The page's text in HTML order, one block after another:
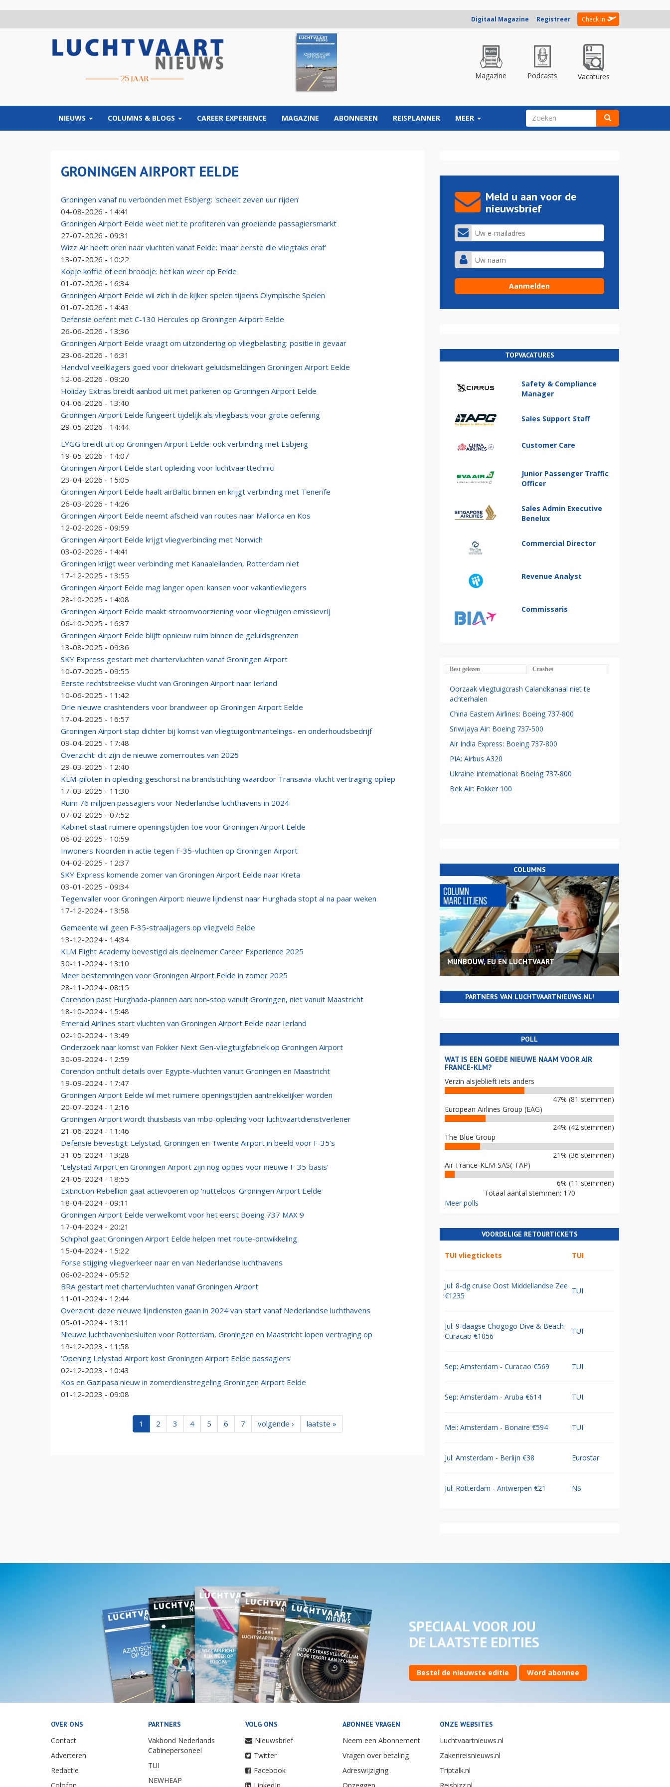
Digitaal Magazine Registreer Check in
Magazine Podcasts Vacatures
NIEUWS COLUMNS & BLOGS CAREER EXPERIENCE MAGAZINE ABONNEREN REISPLANNER MEER ZOEKVELD
GRONINGEN AIRPORT EELDE
Groningen vanaf nu verbonden met Esbjerg: 'scheelt zeven uur rijden'
04-08-2026 - 14:41
Groningen Airport Eelde weet niet te profiteren van groeiende passagiersmarkt
27-07-2026 - 09:31
Wizz Air heeft oren naar vluchten vanaf Eelde: 'maar eerste die vliegtaks eraf'
13-07-2026 - 10:22
Kopje koffie of een broodje: het kan weer op Eelde
01-07-2026 - 16:34
Groningen Airport Eelde wil zich in de kijker spelen tijdens Olympische Spelen
01-07-2026 - 14:43
Defensie oefent met C-130 Hercules op Groningen Airport Eelde
26-06-2026 - 13:36
Groningen Airport Eelde vraagt om uitzondering op vliegbelasting: positie in gevaar
23-06-2026 - 16:31
Handvol veelklagers goed voor driekwart geluidsmeldingen Groningen Airport Eelde
12-06-2026 - 09:20
Holiday Extras breidt aanbod uit met parkeren op Groningen Airport Eelde
04-06-2026 - 13:40
Groningen Airport Eelde fungeert tijdelijk als vliegbasis voor grote oefening
29-05-2026 - 14:44
LYGG breidt uit op Groningen Airport Eelde: ook verbinding met Esbjerg
19-05-2026 - 14:07
Groningen Airport Eelde start opleiding voor luchtvaarttechnici
23-04-2026 - 15:05
Groningen Airport Eelde haalt airBaltic binnen en krijgt verbinding met Tenerife
26-03-2026 - 14:26
Groningen Airport Eelde neemt afscheid van routes naar Mallorca en Kos
12-02-2026 - 09:59
Groningen Airport Eelde krijgt vliegverbinding met Norwich
03-02-2026 - 14:41
Groningen krijgt weer verbinding met Kanaaleilanden, Rotterdam niet
17-12-2025 - 13:55
Groningen Airport Eelde mag langer open: kansen voor vakantievliegers
28-10-2025 - 14:08
Groningen Airport Eelde maakt stroomvoorziening voor vliegtuigen emissievrij
06-10-2025 - 16:37
Groningen Airport Eelde blijft opnieuw ruim binnen de geluidsgrenzen
13-08-2025 - 09:36
SKY Express gestart met chartervluchten vanaf Groningen Airport
10-07-2025 - 09:55
Eerste rechtstreekse vlucht van Groningen Airport naar Ierland
10-06-2025 - 11:42
Drie nieuwe crashtenders voor brandweer op Groningen Airport Eelde
17-04-2025 - 16:57
Groningen Airport stap dichter bij komst van vliegtuigontmantelings- en onderhoudsbedrijf
09-04-2025 - 17:48
Overzicht: dit zijn de nieuwe zomerroutes van 2025
29-03-2025 - 12:40
KLM-piloten in opleiding geschorst na brandstichting waardoor Transavia-vlucht vertraging opliep
17-03-2025 - 11:30
Ruim 76 miljoen passagiers voor Nederlandse luchthavens in 2024
07-02-2025 - 07:52
Kabinet staat ruimere openingstijden toe voor Groningen Airport Eelde
06-02-2025 - 10:59
Inwoners Noorden in actie tegen F-35-vluchten op Groningen Airport
04-02-2025 - 12:37
SKY Express komende zomer van Groningen Airport Eelde naar Kreta
03-01-2025 - 09:34
Tegenvaller voor Groningen Airport: nieuwe lijndienst naar Hurghada stopt al na paar weken
17-12-2024 - 13:58
Gemeente wil geen F-35-straaljagers op vliegveld Eelde
13-12-2024 - 14:34
KLM Flight Academy bevestigd als deelnemer Career Experience 2025
30-11-2024 - 13:10
Meer bestemmingen voor Groningen Airport Eelde in zomer 2025
28-11-2024 - 08:15
Corendon past Hurghada-plannen aan: non-stop vanuit Groningen, niet vanuit Maastricht
18-10-2024 - 15:48
Emerald Airlines start vluchten van Groningen Airport Eelde naar Ierland
02-10-2024 - 13:49
Onderzoek naar komst van Fokker Next Gen-vliegtuigfabriek op Groningen Airport
30-09-2024 - 12:59
Corendon onthult details over Egypte-vluchten vanuit Groningen en Maastricht
19-09-2024 - 17:47
Groningen Airport Eelde wil met ruimere openingstijden aantrekkelijker worden
20-07-2024 - 12:16
Groningen Airport wordt thuisbasis van mbo-opleiding voor luchtvaartdienstverlener
21-06-2024 - 11:46
Defensie bevestigt: Lelystad, Groningen en Twente Airport in beeld voor F-35's
31-05-2024 - 13:28
'Lelystad Airport en Groningen Airport zijn nog opties voor nieuwe F-35-basis'
24-05-2024 - 18:55
Extinction Rebellion gaat actievoeren op 'nutteloos' Groningen Airport Eelde
18-04-2024 - 09:11
Groningen Airport Eelde verwelkomt voor het eerst Boeing 737 MAX 9
17-04-2024 - 20:21
Schiphol gaat Groningen Airport Eelde helpen met route-ontwikkeling
15-04-2024 - 15:22
Forse stijging vliegverkeer naar en van Nederlandse luchthavens
06-02-2024 - 05:52
BRA gestart met chartervluchten vanaf Groningen Airport
11-01-2024 - 12:44
Overzicht: deze nieuwe lijndiensten gaan in 2024 van start vanaf Nederlandse luchthavens
05-01-2024 - 13:11
Nieuwe luchthavenbesluiten voor Rotterdam, Groningen en Maastricht lopen vertraging op
19-12-2023 - 11:58
'Opening Lelystad Airport kost Groningen Airport Eelde passagiers'
02-12-2023 - 10:43
Kos en Gazipasa nieuw in zomerdienstregeling Groningen Airport Eelde
01-12-2023 - 09:08
1 2 3 4 5 6 7 volgende › laatste »
Meld u aan voor de
nieuwsbrief
TOPVACATURES
Safety & Compliance
Manager
Sales Support Staff
Customer Care
Junior Passenger Traffic
Officer
Sales Admin Executive
Benelux
Commercial Director
Revenue Analyst
Commissaris
Best gelezen Crashes
Oorzaak vliegtuigcrash Calandkanaal niet te
achterhalen
China Eastern Airlines: Boeing 737-800
Sriwijaya Air: Boeing 737-500
Air India Express: Boeing 737-800
PIA: Airbus A320
Ukraine International: Boeing 737-800
Bek Air: Fokker 100
COLUMNS
MIJNBOUW, EU EN LUCHTVAART
PARTNERS VAN LUCHTVAARTNIEUWS.NL!
POLL
WAT IS EEN GOEDE NIEUWE NAAM VOOR AIR
FRANCE-KLM?
Verzin alsjeblieft iets anders
47% (81 stemmen)
European Airlines Group (EAG)
24% (42 stemmen)
The Blue Group
21% (36 stemmen)
Air-France-KLM-SAS(-TAP)
6% (11 stemmen)
Totaal aantal stemmen: 170
Meer polls
VOORDELIGE RETOURTICKETS
TUI vliegtickets TUI
Jul: 8-dg cruise Oost Middellandse Zee
€1235
TUI
Jul: 9-daagse Chogogo Dive & Beach
Curacao €1056
TUI
Sep: Amsterdam - Curacao €569 TUI
Sep: Amsterdam - Aruba €614 TUI
Mei: Amsterdam - Bonaire €594 TUI
Jul: Amsterdam - Berlijn €38 Eurostar
Jul: Rotterdam - Antwerpen €21 NS
SPECIAAL VOOR JOU
DE LAATSTE EDITIES
Bestel de nieuwste editie Word abonnee
OVER ONS
Contact
Adverteren
Redactie
PARTNERS
Vakbond Nederlands
Cabinepersoneel
TUI
NEWHEAP
VOLG ONS
Nieuwsbrief
Twitter
Facebook
ABONNEE VRAGEN
Neem een Abonnement
Vragen over betaling
Adreswijziging
ONZE WEBSITES
Luchtvaartnieuws.nl
Zakenreisnieuws.nl
Triptalk.nl